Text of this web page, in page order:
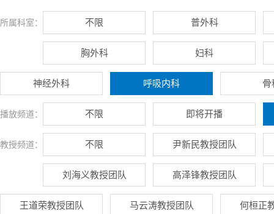
所属科室： 不限 普外科
胸外科 妇科
神经外科 呼吸内科 骨
播放频道： 不限 即将开播
教授频道： 不限 尹新民教授团队
刘海义教授团队 高泽锋教授团队
王道荣教授团队 马云涛教授团队 何桓正